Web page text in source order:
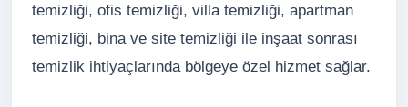
temizliği, ofis temizliği, villa temizliği, apartman
temizliği, bina ve site temizliği ile inşaat sonrası
temizlik ihtiyaçlarında bölgeye özel hizmet sağlar.